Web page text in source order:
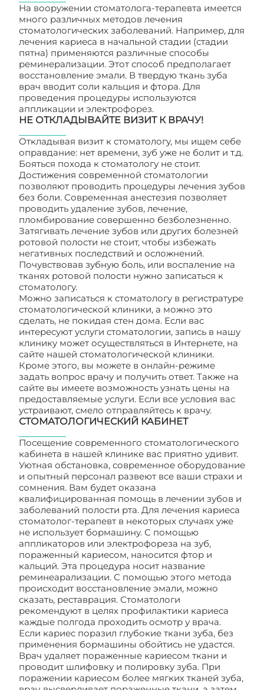
На вооружении стоматолога-терапевта имеется
много различных методов лечения
стоматологических заболеваний. Например, для
лечения кариеса в начальной стадии (стадии
пятна) применяются различные способы
реминерализации. Этот способ предполагает
восстановление эмали. В твердую ткань зуба
врач вводит соли кальция и фтора. Для
проведения процедуры используются
аппликации и электрофорез.
НЕ ОТКЛАДЫВАЙТЕ ВИЗИТ К ВРАЧУ!
Откладывая визит к стоматологу, мы ищем себе
оправдание: нет времени, зуб уже не болит и т.д.
Бояться похода к стоматологу не стоит.
Достижения современной стоматологии
позволяют проводить процедуры лечения зубов
без боли. Современная анестезия позволяет
проводить удаление зубов, лечение,
пломбирование совершенно безболезненно.
Затягивать лечение зубов или других болезней
ротовой полости не стоит, чтобы избежать
негативных последствий и осложнений.
Почувствовав зубную боль, или воспаление на
тканях ротовой полости нужно записаться к
стоматологу.
Можно записаться к стоматологу в регистратуре
стоматологической клиники, а можно это
сделать, не покидая стен дома. Если вас
интересуют услуги стоматологии, запись в нашу
клинику может осуществляться в Интернете, на
сайте нашей стоматологической клиники.
Кроме этого, вы можете в онлайн-режиме
задать вопрос врачу и получить ответ. Также на
сайте вы имеете возможность узнать цены на
предоставляемые услуги. Если все условия вас
устраивают, смело отправляйтесь к врачу.
СТОМАТОЛОГИЧЕСКИЙ КАБИНЕТ
Посещение современного стоматологического
кабинета в нашей клинике вас приятно удивит.
Уютная обстановка, современное оборудование
и опытный персонал развеют все ваши страхи и
сомнения. Вам будет оказана
квалифицированная помощь в лечении зубов и
заболеваний полости рта. Для лечения кариеса
стоматолог-терапевт в некоторых случаях уже
не использует бормашину. С помощью
аппликаторов или электрофореза на зуб,
пораженный кариесом, наносится фтор и
кальций. Эта процедура носит название
реминеарализации. С помощью этого метода
происходит восстановление эмали, можно
сказать, реставрация. Стоматологи
рекомендуют в целях профилактики кариеса
каждые полгода проходить осмотр у врача.
Если кариес поразил глубокие ткани зуба, без
применения бормашины обойтись не удастся.
Врач удаляет пораженные кариесом ткани и
проводит шлифовку и полировку зуба. При
поражении кариесом более мягких тканей зуба,